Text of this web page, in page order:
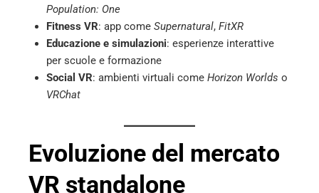
Population: One
Fitness VR: app come Supernatural, FitXR
Educazione e simulazioni: esperienze interattive
per scuole e formazione
Social VR: ambienti virtuali come Horizon Worlds o
VRChat
Evoluzione del mercato
VR standalone